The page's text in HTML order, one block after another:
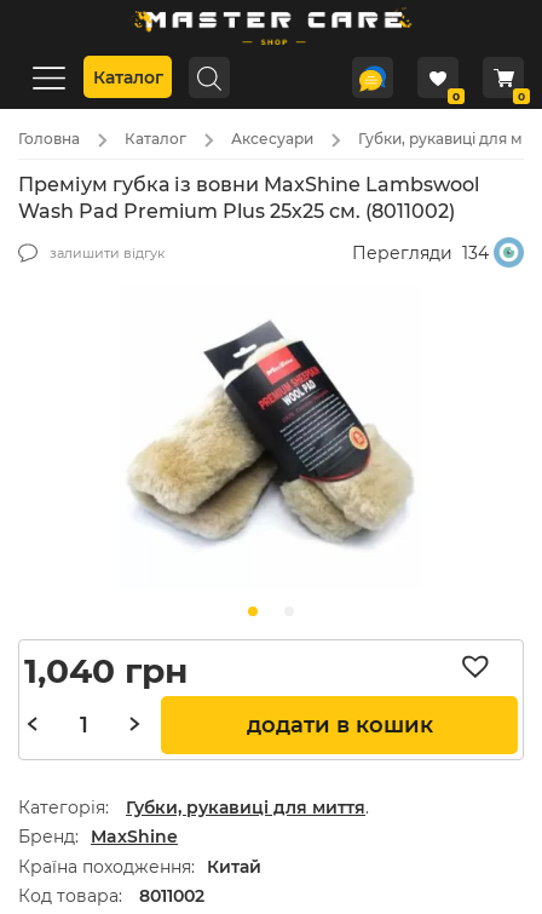
Каталог
0 0
Головна Каталог Аксесуари Губки, рукавиці для
Преміум губка із вовни MaxShine Lambswool
Wash Pad Premium Plus 25х25 см. (8011002)
залишити відгук Перегляди 134
1,040 грн
додати в кошик
Категорія: Губки, рукавиці для миття.
Бренд
MaxShine
Країна походження
Китай
Код товара:
8011002